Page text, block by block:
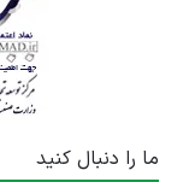
ما را دنبال کنید